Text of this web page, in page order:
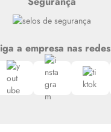
a empresa nas redes